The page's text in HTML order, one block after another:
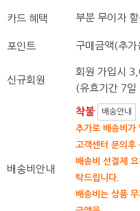
카드 혜택 부분 무이자 할
포인트 구매금액(추
신규회원
회원 가입시
(유효기간 7
배송비안내
착불 배송안내
추가로 배송비가
고객센터 문의후
배송비 선결제
탁드립니다.
배송비는 상품